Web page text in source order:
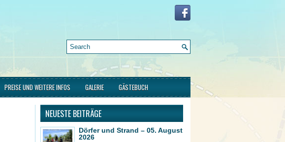
PREISE UND WEITERE INFOS GALERIE GÄSTEBUCH
NEUESTE BEITRÄGE
Dörfer und Strand – 05. August
2026